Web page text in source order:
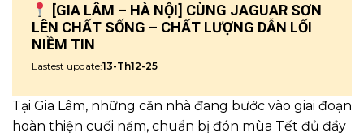
[GIA LÂM – HÀ NỘI] CÙNG JAGUAR SƠN
LÊN CHẤT SỐNG – CHẤT LƯỢNG DẪN LỐI
NIỀM TIN
Lastest update:13-Th12-25
Tại Gia Lâm, những căn nhà đang bước vào giai đoạn
hoàn thiện cuối năm, chuẩn bị đón mùa Tết đủ đầy